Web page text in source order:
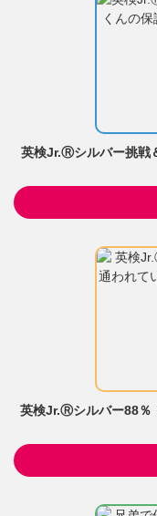
英検Jr.Ⓡシルバー挑戦
英検Jr.Ⓡシルバー88％